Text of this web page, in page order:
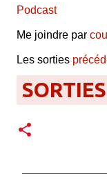
Podcast
Me joindre par
Les sorties